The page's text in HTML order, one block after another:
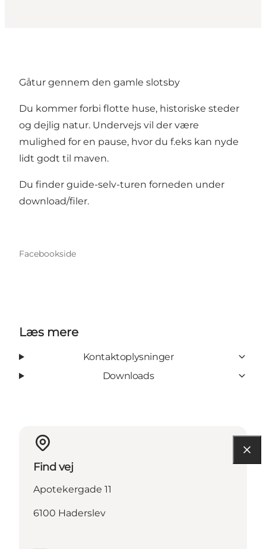
Gåtur gennem den gamle slotsby
Du kommer forbi flotte huse, historiske steder
og dejlig natur. Undervejs vil der være
mulighed for en pause, hvor du f.eks kan nyde
lidt godt til maven.
Du finder guide-selv-turen forneden under
download/filer.
Facebookside
Læs mere
Kontaktoplysninger
Downloads
Find vej
Apotekergade 11
6100 Haderslev